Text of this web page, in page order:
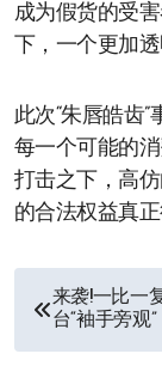
成为假货的受
下，一个更加
此次“朱唇皓齿
每一个可能的
打击之下，高
的合法权益真正
文
章
来袭!一比一
台“袖手旁观”